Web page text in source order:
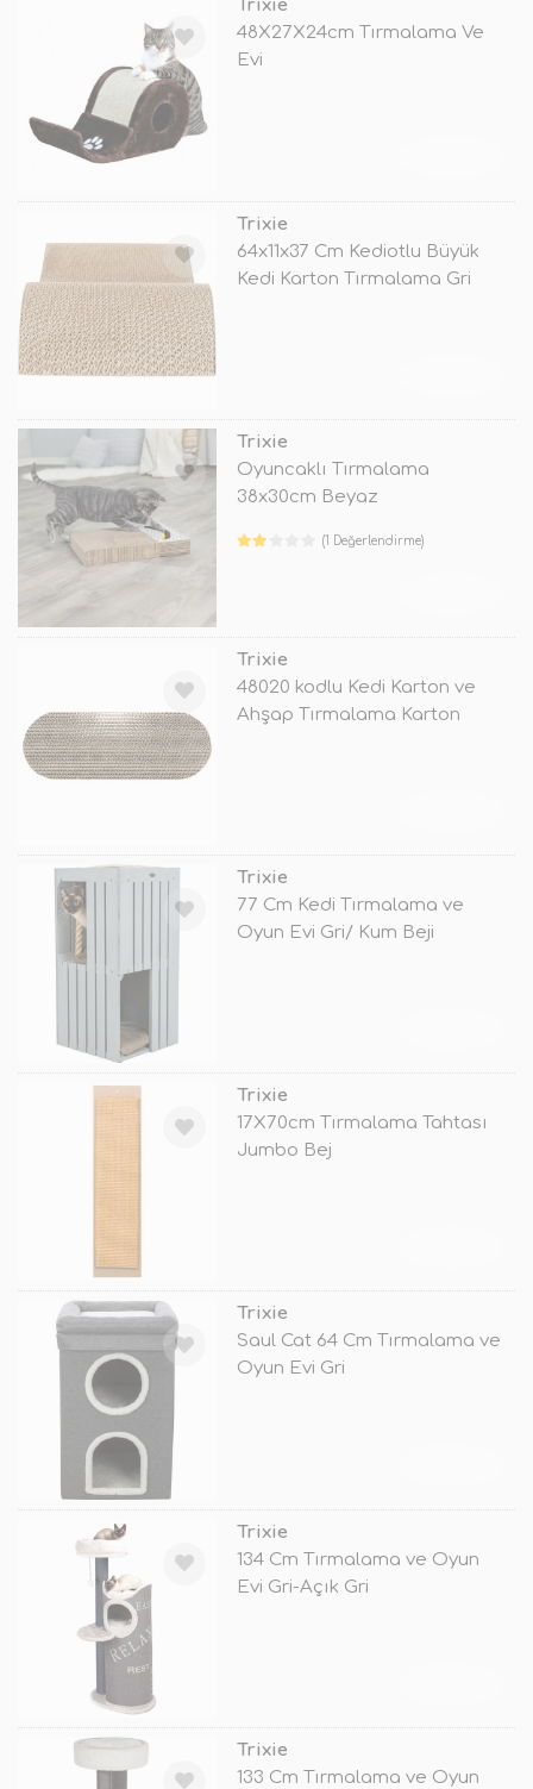
Trixie
48X27X24cm Tırmalama Ve
Evi
Trixie
64x11x37 Cm Kediotlu Büyük
Kedi Karton Tırmalama Gri
Trixie
Oyuncaklı Tırmalama
38x30cm Beyaz
(1 Değerlendirme)
Trixie
48020 kodlu Kedi Karton ve
Ahşap Tırmalama Karton
Trixie
77 Cm Kedi Tırmalama ve
Oyun Evi Gri/ Kum Beji
Trixie
17X70cm Tırmalama Tahtası
Jumbo Bej
Trixie
Saul Cat 64 Cm Tırmalama ve
Oyun Evi Gri
Trixie
134 Cm Tırmalama ve Oyun
Evi Gri-Açık Gri
Trixie
133 Cm Tırmalama ve Oyun